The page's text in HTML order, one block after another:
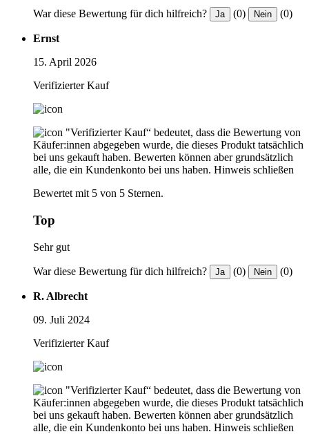
War diese Bewertung für dich hilfreich? Ja (0) Nein (0)
Ernst
15. April 2026
Verifizierter Kauf
"Verifizierter Kauf“ bedeutet, dass die Bewertung von
Käufer:innen abgegeben wurde, die dieses Produkt tatsächlich
bei uns gekauft haben. Bewerten können aber grundsätzlich
alle, die ein Kundenkonto bei uns haben. Hinweis schließen
Bewertet mit 5 von 5 Sternen.
Top
Sehr gut
War diese Bewertung für dich hilfreich? Ja (0) Nein (0)
R. Albrecht
09. Juli 2024
Verifizierter Kauf
"Verifizierter Kauf“ bedeutet, dass die Bewertung von
Käufer:innen abgegeben wurde, die dieses Produkt tatsächlich
bei uns gekauft haben. Bewerten können aber grundsätzlich
alle, die ein Kundenkonto bei uns haben. Hinweis schließen